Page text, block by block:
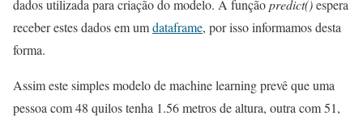
dados utilizada para criação do modelo. A funçãopredict()espera
receber estes dados em umdataframe, por isso informamos desta
forma.
Assim este simples modelo de machine learning prevê que uma
pessoa com 48 quilos tenha 1.56 metros de altura, outra com 51,